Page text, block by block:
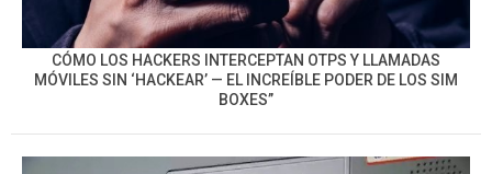
CÓMO LOS HACKERS INTERCEPTAN OTPS Y LLAMADAS
MÓVILES SIN ‘HACKEAR’ — EL INCREÍBLE PODER DE LOS SIM
BOXES”